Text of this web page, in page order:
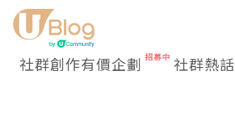
社群創作有價企劃 社群熱話